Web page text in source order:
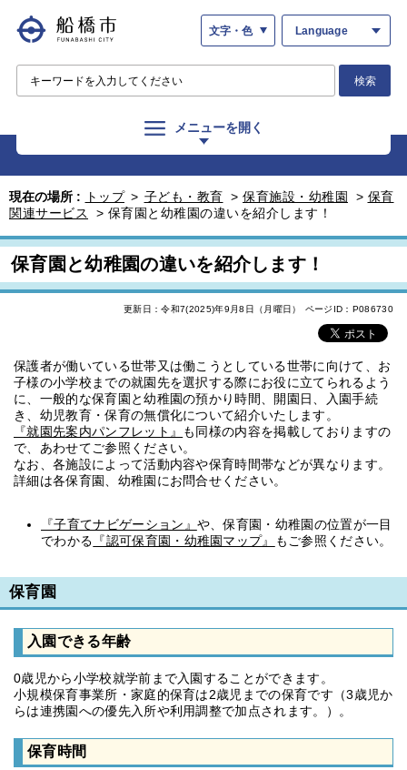
文字・色 Language
検索
メニューを開く
現在の場所 : トップ > 子ども・教育 > 保育施設・幼稚園 > 保育
関連サービス
> 保育園と幼稚園の違いを紹介します！
保育園と幼稚園の違いを紹介します！
更新日：令和7(2025)年9月8日（月曜日） ページID：P086730
保護者が働いている世帯又は働こうとしている世帯に向けて、お
子様の小学校までの就園先を選択する際にお役に立てられるよう
に、一般的な保育園と幼稚園の預かり時間、開園日、入園手続
き、幼児教育・保育の無償化について紹介いたします。
『就園先案内パンフレット』
も同様の内容を掲載しておりますの
で、あわせてご参照ください。
なお、各施設によって活動内容や保育時間帯などが異なります。
詳細は各保育園、幼稚園にお問合せください。
『子育てナビゲーション』 や、保育園・幼稚園の位置が一目
でわかる 『認可保育園・幼稚園マップ』 もご参照ください。
保育園
入園できる年齢
0歳児から小学校就学前まで入園することができます。
小規模保育事業所・家庭的保育は2歳児までの保育です（3歳児か
らは連携園への優先入所や利用調整で加点されます。）。
保育時間